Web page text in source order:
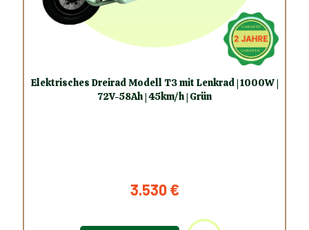
Elektrisches Dreirad Modell T3 mit Lenkrad | 1000W |
72V-58Ah | 45km/h | Grün
3.530€